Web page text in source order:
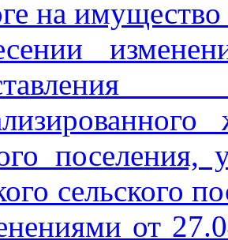
на
сельского
от